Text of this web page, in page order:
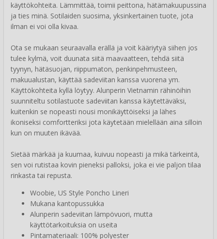
käyttökohteita. Lämmittää, toimii peittona, hätämakuupussina
ja ties minä. Sotilaiden suosima, yksinkertainen tuote, jota
ilman ei voi olla kivaa.
Ota se mukaan seuraavalla erällä ja voit kääriytyä siihen jos
tulee kylmä, voit duunata siitä maavaatteen, tehdä siitä
tyynyn, hätäsuojan, riippumaton, penkinpehmusteen,
makuualustan, käyttää sadeviitan kanssa vuorena ym.
Käyttökohteita kyllä löytyy. Alunperin Vietnamin rähinöihin
suunniteltu sotilastuote sadeviitan kanssa käytettäväksi,
kuitenkin se nopeasti nousi monikäyttöiseksi ja lähes
ikoniseksi comfortteriksi jota käytetään mielellään aina silloin
kun on muuten ikävää.
Sietää märkää ja kuumaa, kuivuu nopeasti ja mikä tärkeintä,
sen voi rutistaa kovin pieneksi palloksi, joka ei vie paljon tilaa
rinkasta tai repusta.
Woobie, US Style Poncho Lineri
Mukana kantopussukka
Alunperin sadeviitan lämpövuori, mutta
käyttötarkoituksia on useita
Pintamateriaali: 100% polyester